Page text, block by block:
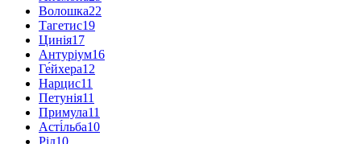
Волошка22
Тагетис19
Цинія17
Антуріум16
Ге́йхера12
Нарцис11
Петунія11
Примула11
Асті́льба10